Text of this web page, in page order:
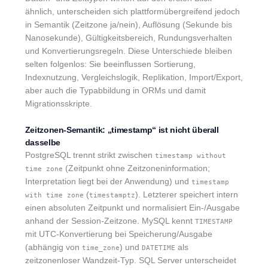
ähnlich, unterscheiden sich plattformübergreifend jedoch
in Semantik (Zeitzone ja/nein), Auflösung (Sekunde bis
Nanosekunde), Gültigkeitsbereich, Rundungsverhalten
und Konvertierungsregeln. Diese Unterschiede bleiben
selten folgenlos: Sie beeinflussen Sortierung,
Indexnutzung, Vergleichslogik, Replikation, Import/Export,
aber auch die Typabbildung in ORMs und damit
Migrationsskripte.
Zeitzonen-Semantik: „timestamp“ ist nicht überall
dasselbe
PostgreSQL trennt strikt zwischen timestamp without
time zone (Zeitpunkt ohne Zeitzoneninformation;
Interpretation liegt bei der Anwendung) und timestamp
with time zone (timestamptz). Letzterer speichert intern
einen absoluten Zeitpunkt und normalisiert Ein-/Ausgabe
anhand der Session-Zeitzone. MySQL kennt TIMESTAMP
mit UTC-Konvertierung bei Speicherung/Ausgabe
(abhängig von time_zone) und DATETIME als
zeitzonenloser Wandzeit-Typ. SQL Server unterscheidet